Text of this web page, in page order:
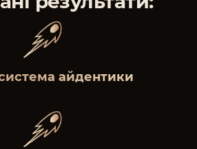
айдентики